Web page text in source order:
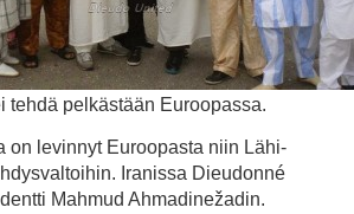
tehdä pelkästään Euroopassa.
on levinnyt Euroopasta niin Lähi-
Iranissa Dieudonné
Mahmud Ahmadinežadin.